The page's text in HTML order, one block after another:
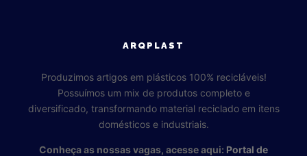
ARQPLAST
Produzimos artigos em plásticos 100% recicláveis!
Possuímos um mix de produtos completo e
diversificado, transformando material reciclado em itens
domésticos e industriais.
Conheça as nossas vagas, acesse aqui: Portal de